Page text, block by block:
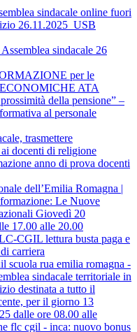
sindacale online fuori
26.11.2025_USB
sindacale 26
per le
ATA
della pensione” –
al personale
trasmettere
ai docenti di religione
anno di prova docenti
dell’Emilia Romagna |
Le Nuove
Giovedì 20
17.00 alle 20.00
CGIL lettura busta paga e
carriera
scuola rua emilia romagna -
sindacale territoriale in
destinata a tutto il
per il giorno 13
dalle ore 08.00 alle
flc cgil - inca: nuovo bonus